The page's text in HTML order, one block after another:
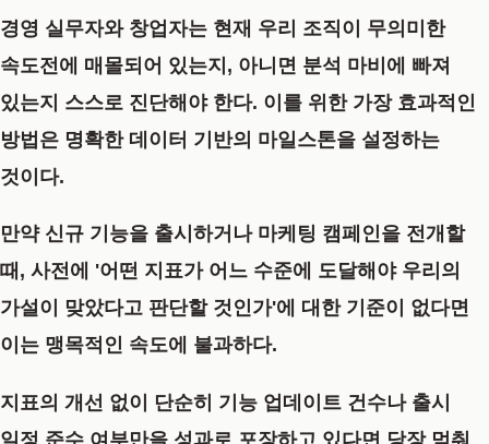
경영 실무자와 창업자는 현재 우리 조직이 무의미한
속도전에 매몰되어 있는지, 아니면 분석 마비에 빠져
있는지 스스로 진단해야 한다. 이를 위한 가장 효과적인
방법은 명확한 데이터 기반의 마일스톤을 설정하는
것이다.
만약 신규 기능을 출시하거나 마케팅 캠페인을 전개할
때, 사전에 '어떤 지표가 어느 수준에 도달해야 우리의
가설이 맞았다고 판단할 것인가'에 대한 기준이 없다면
이는 맹목적인 속도에 불과하다.
지표의 개선 없이 단순히 기능 업데이트 건수나 출시
일정 준수 여부만을 성과로 포장하고 있다면 당장 멈춰